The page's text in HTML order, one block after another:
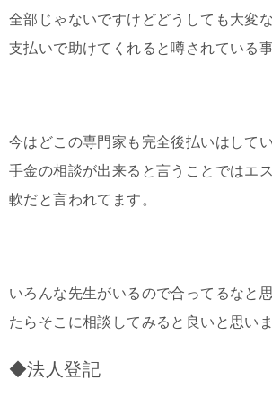
全部じゃないですけどどうしても大変
支払いで助けてくれると噂されている事
今はどこの専門家も完全後払いはして
手金の相談が出来ると言うことではエ
軟だと言われてます。
いろんな先生がいるので合ってるなと
たらそこに相談してみると良いと思いま
◆法人登記